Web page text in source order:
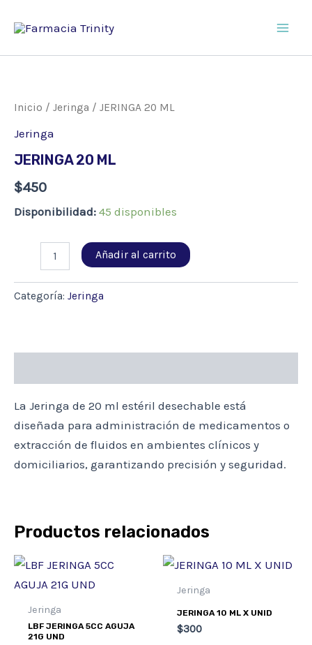
Inicio / Jeringa / JERINGA 20 ML
Jeringa
JERINGA 20 ML
$450
Disponibilidad: 45 disponibles
cantidad
Añadir al carrito
Categoría: Jeringa
La Jeringa de 20 ml estéril desechable está
diseñada para administración de medicamentos o
extracción de fluidos en ambientes clínicos y
domiciliarios, garantizando precisión y seguridad.
Productos relacionados
Jeringa
LBF JERINGA 5CC AGUJA
21G UND
Jeringa
JERINGA 10 ML X UNID
$300